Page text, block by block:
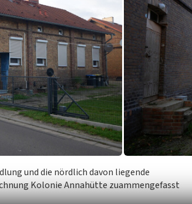
und die nördlich davon liegende
Kolonie Annahütte zuammengefasst